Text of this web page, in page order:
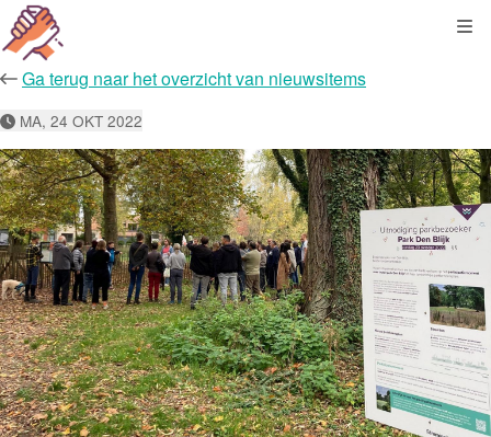
Ga terug naar het overzicht van nieuwsitems
MA, 24 OKT 2022